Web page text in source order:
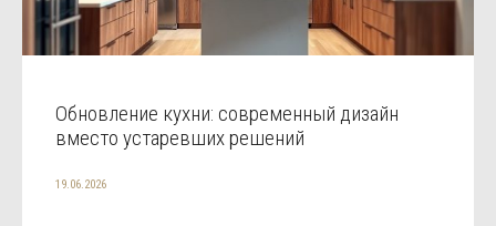
Обновление кухни: современный дизайн
вместо устаревших решений
19.06.2026